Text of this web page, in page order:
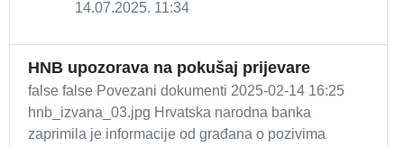
14.07.2025. 11:34
HNB upozorava na pokušaj prijevare
false false Povezani dokumenti 2025-02-14 16:25
hnb_izvana_03.jpg Hrvatska narodna banka
zaprimila je informacije od građana o pozivima